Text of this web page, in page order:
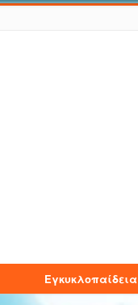
Εγκυκλοπαίδεια